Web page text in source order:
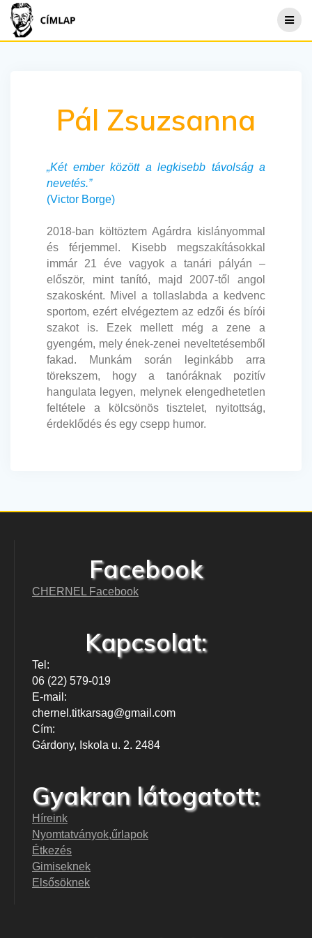
content
Pál Zsuzsanna
„Két ember között a legkisebb távolság a
nevetés.”
(Victor Borge)
2018-ban költöztem Agárdra kislányommal
és férjemmel. Kisebb megszakításokkal
immár 21 éve vagyok a tanári pályán –
először, mint tanító, majd 2007-től angol
szakosként. Mivel a tollaslabda a kedvenc
sportom, ezért elvégeztem az edzői és bírói
szakot is. Ezek mellett még a zene a
gyengém, mely ének-zenei neveltetésemből
fakad. Munkám során leginkább arra
törekszem, hogy a tanóráknak pozitív
hangulata legyen, melynek elengedhetetlen
feltétele a kölcsönös tisztelet, nyitottság,
érdeklődés és egy csepp humor.
Facebook
CHERNEL Facebook
Kapcsolat:
Tel:
06 (22) 579-019
E-mail:
chernel.titkarsag@gmail.com
Cím:
Gárdony, Iskola u. 2. 2484
Gyakran látogatott:
Híreink
Nyomtatványok,űrlapok
Étkezés
Gimiseknek
Elsősöknek